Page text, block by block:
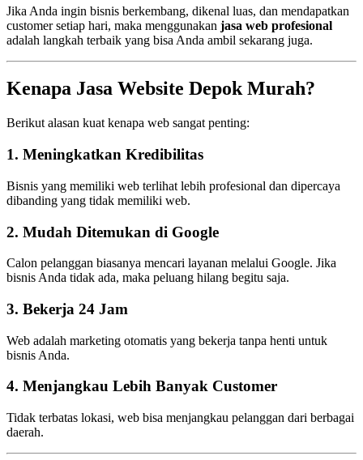
Jika Anda ingin bisnis berkembang, dikenal luas, dan mendapatkan
customer setiap hari, maka menggunakan jasa web profesional
adalah langkah terbaik yang bisa Anda ambil sekarang juga.
Kenapa Jasa Website Depok Murah?
Berikut alasan kuat kenapa web sangat penting:
1. Meningkatkan Kredibilitas
Bisnis yang memiliki web terlihat lebih profesional dan dipercaya
dibanding yang tidak memiliki web.
2. Mudah Ditemukan di Google
Calon pelanggan biasanya mencari layanan melalui Google. Jika
bisnis Anda tidak ada, maka peluang hilang begitu saja.
3. Bekerja 24 Jam
Web adalah marketing otomatis yang bekerja tanpa henti untuk
bisnis Anda.
4. Menjangkau Lebih Banyak Customer
Tidak terbatas lokasi, web bisa menjangkau pelanggan dari berbagai
daerah.